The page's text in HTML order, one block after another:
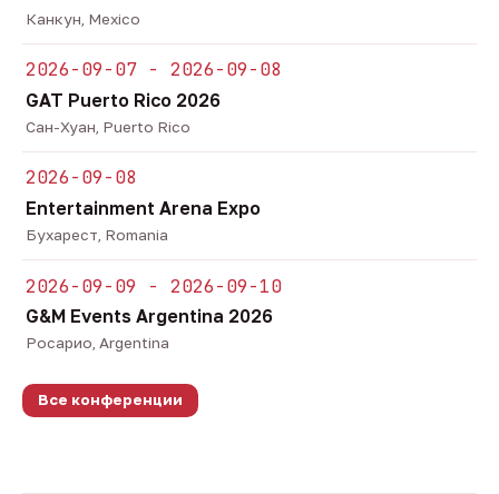
Канкун, Mexico
2026-09-07 - 2026-09-08
GAT Puerto Rico 2026
Сан-Хуан, Puerto Rico
2026-09-08
Entertainment Arena Expo
Бухарест, Romania
2026-09-09 - 2026-09-10
G&M Events Argentina 2026
Росарио, Argentina
Все конференции